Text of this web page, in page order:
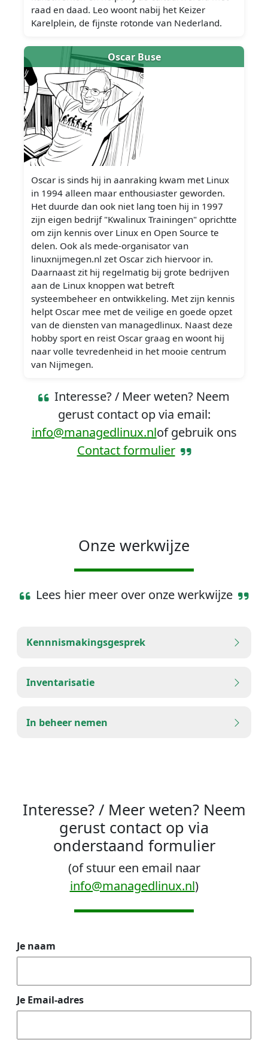
raad en daad. Leo woont nabij het Keizer
Karelplein, de fijnste rotonde van Nederland.
Oscar Buse
Oscar is sinds hij in aanraking kwam met Linux
in 1994 alleen maar enthousiaster geworden.
Het duurde dan ook niet lang toen hij in 1997
zijn eigen bedrijf "Kwalinux Trainingen" oprichtte
om zijn kennis over Linux en Open Source te
delen. Ook als mede-organisator van
linuxnijmegen.nl zet Oscar zich hiervoor in.
Daarnaast zit hij regelmatig bij grote bedrijven
aan de Linux knoppen wat betreft
systeembeheer en ontwikkeling. Met zijn kennis
helpt Oscar mee met de veilige en goede opzet
van de diensten van managedlinux. Naast deze
hobby sport en reist Oscar graag en woont hij
naar volle tevredenheid in het mooie centrum
van Nijmegen.
Interesse? / Meer weten? Neem
gerust contact op via email:
info@managedlinux.nlof gebruik ons
Contact formulier
Onze werkwijze
Lees hier meer over onze werkwijze
Kennnismakingsgesprek
Inventarisatie
In beheer nemen
Interesse? / Meer weten? Neem
gerust contact op via
onderstaand formulier
(of stuur een email naar
info@managedlinux.nl)
Je naam
Je Email-adres